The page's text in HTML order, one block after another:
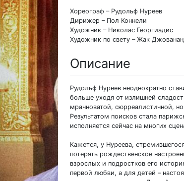
Хореограф – Рудольф Нуреев
Дирижер – Пол Коннели
Художник – Николас Георгиадис
Художник по свету – Жак
Описание
Рудольф Нуреев неоднократно
больше уходя от излишней
мрачноватой, сюрреалистичной,
Результатом поисков стала
исполняется сейчас на многих
Кажется, у Нуреева,
потерять рождественское
взрослых и подростков его
первой любви, а для детей –